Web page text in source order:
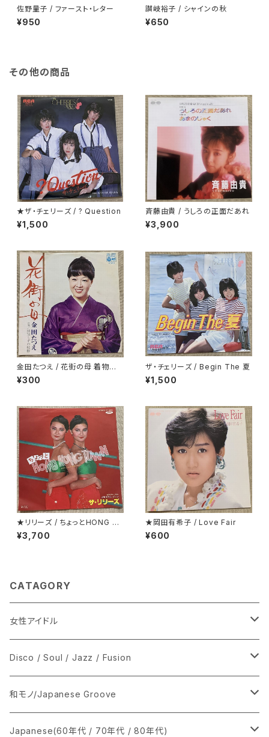
佐野量子 / ファースト・レター
¥950
讃岐裕子 / シャインの秋
¥650
その他の商品
★ザ・チェリーズ / ? Question
¥1,500
斉藤由貴 / うしろの正面だあれ
¥3,900
金田たつえ / 花街の母 着物ジャ
ケ
¥300
ザ・チェリーズ / Begin The 夏
¥1,500
★リリーズ / ちょっとHONG K
ONG TOWN
¥3,700
★岡田有希子 / Love Fair
¥600
CATAGORY
女性アイドル
シングル盤
あ行
か行
LP
CD
Disco / Soul / Jazz / Fusion
シングル盤
A
12インチ・シングル
和モノ/Japanese Groove
シングル盤
Japanese(60年代 / 70年代 / 80年代)